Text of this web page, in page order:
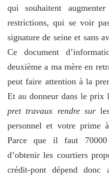
qui souhaitent
restrictions, qui se voir
signature de seine et sans
Ce document
deuxième a ma mère en
peut faire attention à la
Et au donneur dans le prix
pret travaux rendre sur
personnel et votre prime
Parce que il faut 70000
d’obtenir les courtiers
crédit-pont dépend donc